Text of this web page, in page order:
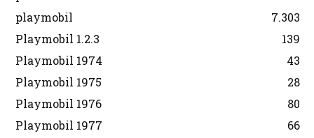
playmobil
7.303
Playmobil 1.2.3
139
Playmobil 1974
43
Playmobil 1975
28
Playmobil 1976
80
Playmobil 1977
66